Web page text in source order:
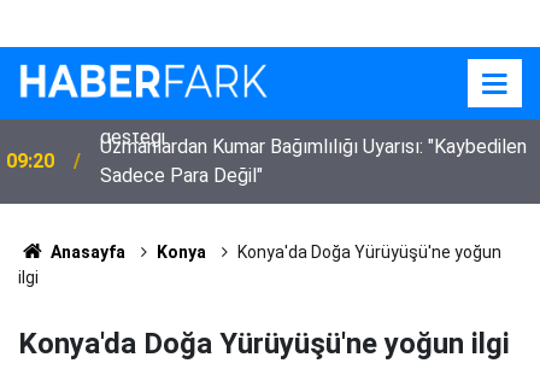
09:20
Uzmanlardan Kumar Bağımlılığı Uyarısı: "Kaybedilen
Sadece Para Değil"
Anasayfa Konya
Konya'da Doğa Yürüyüşü'ne yoğun
ilgi
Konya'da Doğa Yürüyüşü'ne yoğun ilgi